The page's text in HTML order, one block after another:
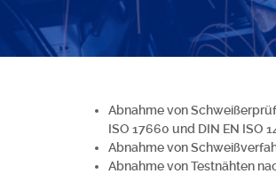
Abnahme von
ISO 17660 und DIN EN ISO
Abnahme von
Abnahme von Testnähten